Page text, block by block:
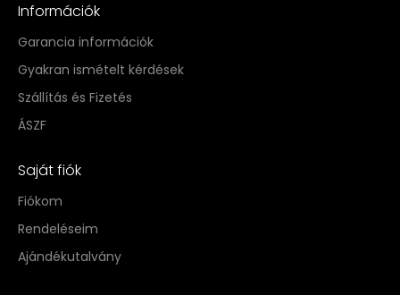
Információk
Garancia információk
Gyakran ismételt kérdések
Szállítás és Fizetés
ÁSZF
Saját fiók
Fiókom
Rendeléseim
Ajándékutalvány